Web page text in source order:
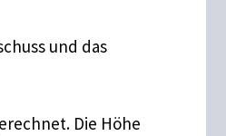
und das
Die Höhe